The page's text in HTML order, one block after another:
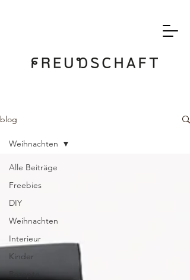
blog
Alle Beiträge
Freebies
DIY
Weihnachten
Interieur
Kinder
Rezepte
Weihnachten